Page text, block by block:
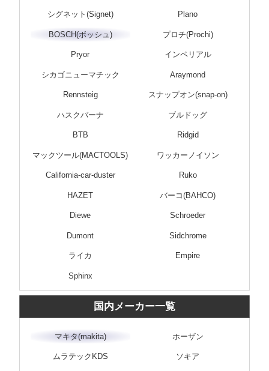
シグネット(Signet) Plano
BOSCH(ボッシュ) プロチ(Prochi)
Pryor インペリアル
シカゴニューマチック Araymond
Rennsteig スナップオン(snap-on)
ハスクバーナ ブルドッグ
BTB Ridgid
マックツール(MACTOOLS) ワッカーノイソン
California-car-duster Ruko
HAZET バーコ(BAHCO)
Diewe Schroeder
Dumont Sidchrome
ライカ Empire
Sphinx
国内メーカー一覧
マキタ(makita) ホーザン
ムラテックKDS ソキア